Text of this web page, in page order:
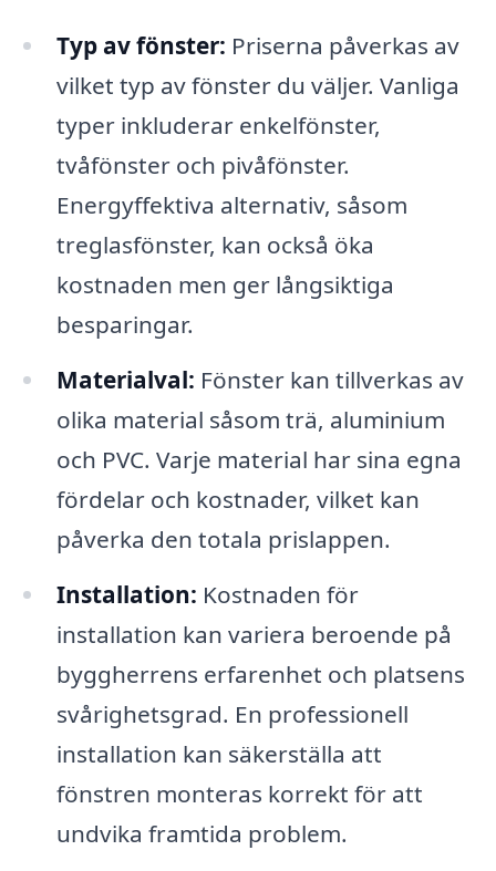
Typ av fönster: Priserna påverkas av
vilket typ av fönster du väljer. Vanliga
typer inkluderar enkelfönster,
tvåfönster och pivåfönster.
Energyffektiva alternativ, såsom
treglasfönster, kan också öka
kostnaden men ger långsiktiga
besparingar.
Materialval: Fönster kan tillverkas av
olika material såsom trä, aluminium
och PVC. Varje material har sina egna
fördelar och kostnader, vilket kan
påverka den totala prislappen.
Installation: Kostnaden för
installation kan variera beroende på
byggherrens erfarenhet och platsens
svårighetsgrad. En professionell
installation kan säkerställa att
fönstren monteras korrekt för att
undvika framtida problem.